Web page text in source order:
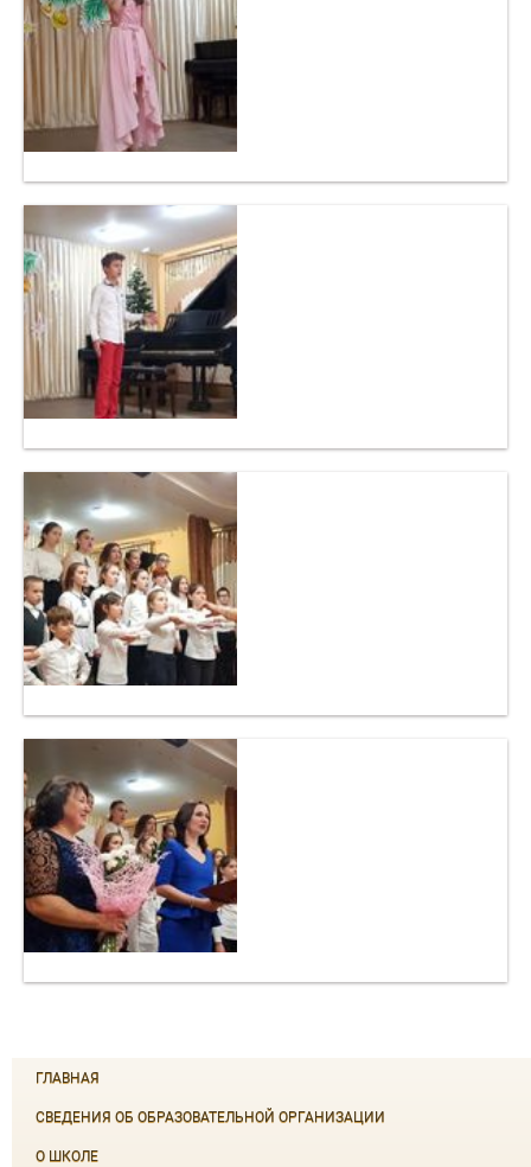
ГЛАВНАЯ
СВЕДЕНИЯ ОБ ОБРАЗОВАТЕЛЬНОЙ ОРГАНИЗАЦИИ
О ШКОЛЕ